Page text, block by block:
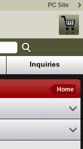
PC Site
Inquiries
Home